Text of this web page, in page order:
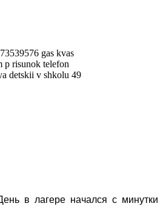
в лагере начался с минутки